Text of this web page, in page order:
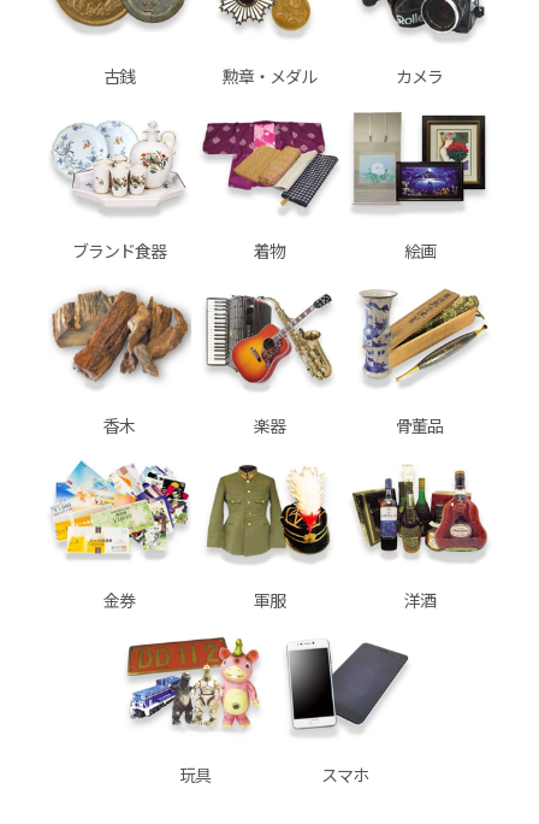
古銭 勲章・メダル カメラ
ブランド食器 着物 絵画
香木 楽器 骨董品
金券 軍服 洋酒
玩具 スマホ